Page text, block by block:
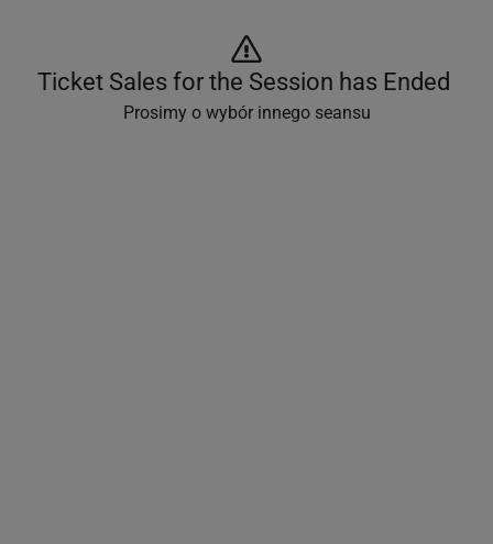
Ticket Sales for the Session has Ended
Prosimy o wybór innego seansu